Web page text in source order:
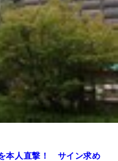
本人直撃！ サイン求め